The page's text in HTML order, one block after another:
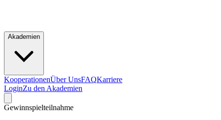
Akademien
KooperationenÜber UnsFAQKarriere
LoginZu den Akademien
Gewinnspielteilnahme